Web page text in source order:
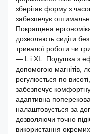
зберігає форму з
забезпечує
Покращена
дозволяють сидіти
тривалої роботи чи
— L і XL. Подушка з
допомогою магнітів,
регулюється по
забезпечує
адаптивна
налаштовується за
дозволяючи точно
використання